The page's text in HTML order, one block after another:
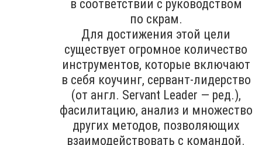
в соответствии с руководством
по скрам.
Для достижения этой цели
существует огромное количество
инструментов, которые включают
в себя коучинг, сервант-лидерство
(от англ. Servant Leader — ред.),
фасилитацию, анализ и множество
других методов, позволяющих
взаимодействовать с командой.